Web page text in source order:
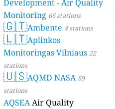
Development - Air Quality
Monitoring 66 stations
🇬🇹Ambente 4 stations
🇱🇹Aplinkos
Monitoringas Vilniaus 22
stations
🇺🇸AQMD NASA 69
stations
AQSEAAir Quality